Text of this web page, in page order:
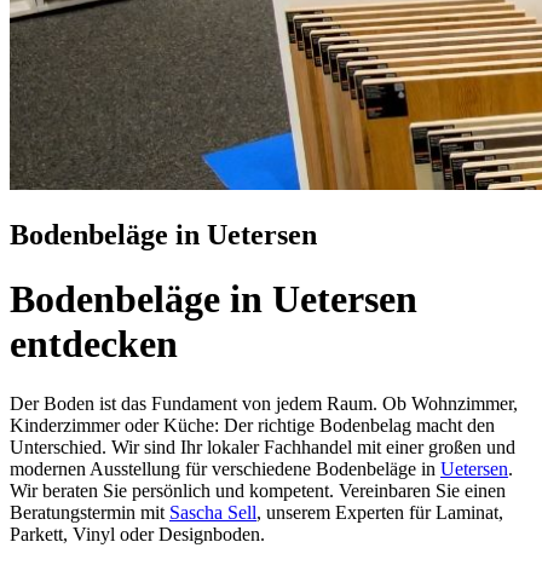
Bodenbeläge in Uetersen
Bodenbeläge in Uetersen
entdecken
Der Boden ist das Fundament von jedem Raum. Ob Wohnzimmer,
Kinderzimmer oder Küche: Der richtige Bodenbelag macht den
Unterschied. Wir sind Ihr lokaler Fachhandel mit einer großen und
modernen Ausstellung für verschiedene Bodenbeläge in Uetersen.
Wir beraten Sie persönlich und kompetent. Vereinbaren Sie einen
Beratungstermin mit Sascha Sell, unserem Experten für Laminat,
Parkett, Vinyl oder Designboden.